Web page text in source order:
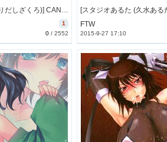
[ドウガネブイブイ (あぶりだしざくろ)] CANDY GIRL (すーぱーそに子) [19M]
1
0/ 2552
FTW
2015-9-27 17:10